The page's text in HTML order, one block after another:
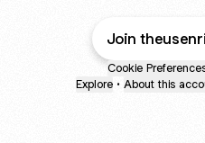
Join
Cookie
Explore • About this